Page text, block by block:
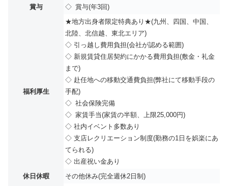
賞与
◇ 賞与(年3回)
福利厚生
★地方出身者限定特典あり★(九州、四国、中国、
北陸、北信越、東北エリア)
◇ 引っ越し費用負担(会社が認める範囲)
◇ 新規賃貸住居契約にかかる費用負担(敷金・礼金
まで)
◇ 赴任地への移動交通費負担(弊社にて移動手段の
手配)
◇ 社会保険完備
◇ 家賃手当(家賃の半額、上限25,000円)
◇ 社内イベント多数あり
◇ 支店レクリエーション制度(勤務の1日を娯楽にあ
てられる)
◇ 出産祝い金あり
休日休暇
その他休み(完全週休2日制)